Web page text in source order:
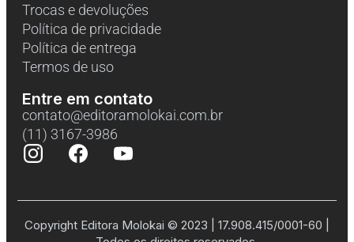
Trocas e devoluções
Política de privacidade
Política de entrega
Termos de uso
Entre em contato
contato@editoramolokai.com.br
(11) 3167-3986
Copyright Editora Molokai © 2023 | 17.908.415/0001-60 |